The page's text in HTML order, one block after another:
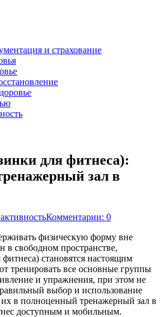
и страхование
для фитнеса):
зал в
Комментарии: 0
физическую форму вне
в свободном пространстве,
становятся настоящим
тренировать все основные группы
и упражнения, при этом не
выбор и использование
их в полноценный тренажерный зал в
доступным и мобильным.